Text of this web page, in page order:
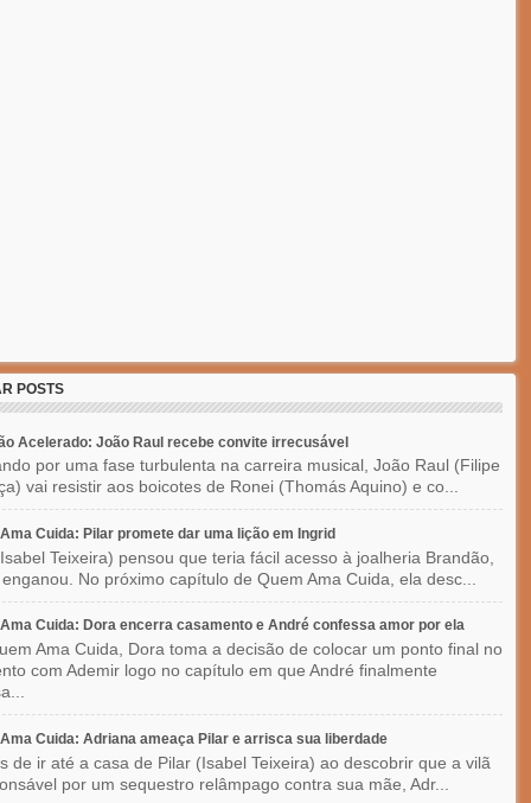
POSTS
Acelerado: João Raul recebe convite irrecusável
por uma fase turbulenta na carreira musical, João Raul (Filipe
vai resistir aos boicotes de Ronei (Thomás Aquino) e co...
Cuida: Pilar promete dar uma lição em Ingrid
Teixeira) pensou que teria fácil acesso à joalheria Brandão,
No próximo capítulo de Quem Ama Cuida, ela desc...
Cuida: Dora encerra casamento e André confessa amor por ela
Ama Cuida, Dora toma a decisão de colocar um ponto final no
com Ademir logo no capítulo em que André finalmente
Cuida: Adriana ameaça Pilar e arrisca sua liberdade
de ir até a casa de Pilar (Isabel Teixeira) ao descobrir que a vilã
por um sequestro relâmpago contra sua mãe, Adr...